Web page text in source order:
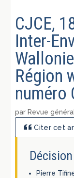
CJCE,
Inter-
Région
numéro
par Revue
Citer cet
Pierre